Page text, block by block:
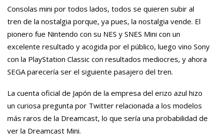
Consolas mini por todos lados, todos se quieren subir al
tren de la nostalgia porque, ya pues, la nostalgia vende. El
pionero fue Nintendo con su NES y SNES Mini con un
excelente resultado y acogida por el público, luego vino Sony
con la PlayStation Classic con resultados mediocres, y ahora
SEGA parecería ser el siguiente pasajero del tren.
La cuenta oficial de Japón de la empresa del erizo azul hizo
un curiosa pregunta por Twitter relacionada a los modelos
más raros de la Dreamcast, lo que sería una probabilidad de
ver la Dreamcast Mini.